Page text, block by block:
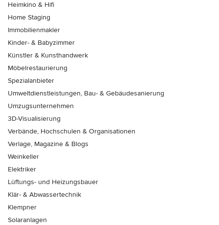
Heimkino & Hifi
Home Staging
Immobilienmakler
Kinder- & Babyzimmer
Künstler & Kunsthandwerk
Möbelrestaurierung
Spezialanbieter
Umweltdienstleistungen, Bau- & Gebäudesanierung
Umzugsunternehmen
3D-Visualisierung
Verbände, Hochschulen & Organisationen
Verlage, Magazine & Blogs
Weinkeller
Elektriker
Lüftungs- und Heizungsbauer
Klär- & Abwassertechnik
Klempner
Solaranlagen